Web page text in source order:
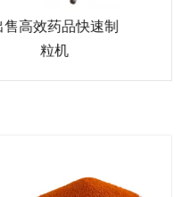
多功能不锈钢自动粉
末快速制粒机